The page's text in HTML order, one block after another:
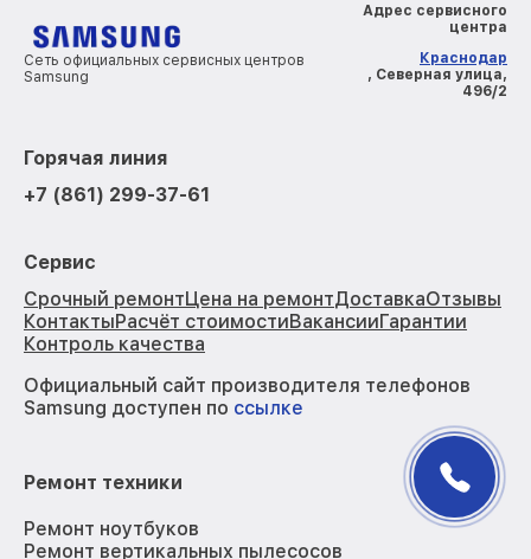
Сеть официальных сервисных центров
Samsung
Адрес сервисного
центра
Краснодар
, Северная улица,
496/2
Горячая линия
+7 (861) 299-37-61
Сервис
Срочный ремонтЦена на ремонтДоставкаОтзывы
КонтактыРасчёт стоимостиВакансииГарантии
Контроль качества
Официальный сайт производителя телефонов
Samsung доступен по ссылке
Ремонт техники
Ремонт ноутбуков
Ремонт вертикальных пылесосов